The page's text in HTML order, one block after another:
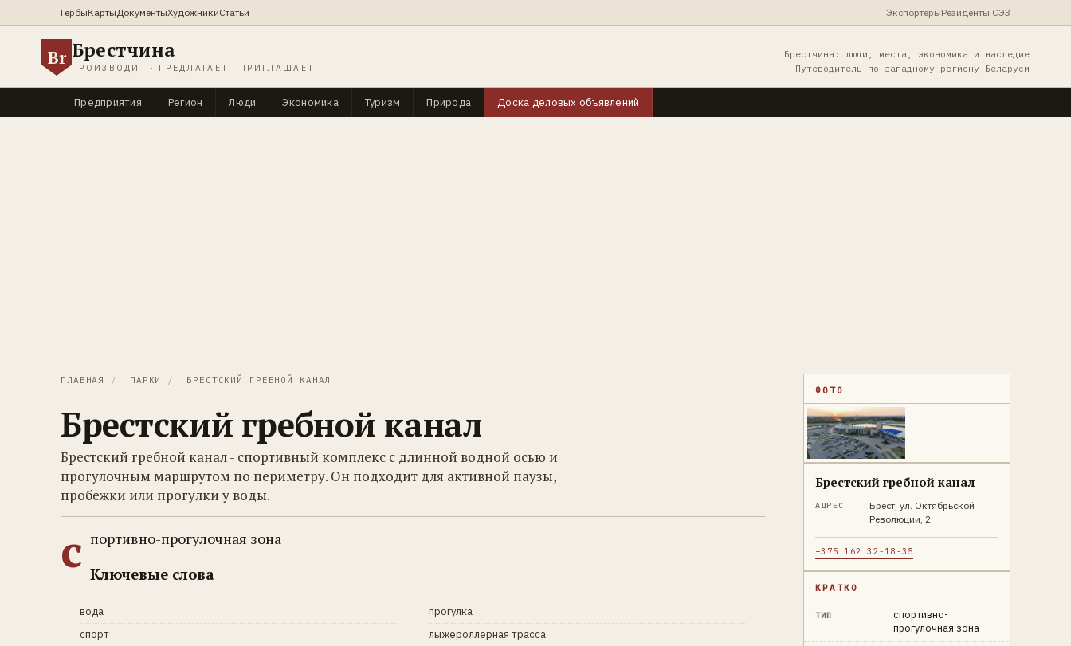
ГербыКартыДокументыХудожникиСтатьи ЭкспортерыРезиденты СЭЗ
Br Брестчина
ПРОИЗВОДИТ · ПРЕДЛАГАЕТ · ПРИГЛАШАЕТ
Брестчина: люди, места, экономика и наследие
Путеводитель по западному региону Беларуси
Предприятия Регион Люди Экономика Туризм Природа Доска деловых объявлений
ГЛАВНАЯ / ПАРКИ / БРЕСТСКИЙ ГРЕБНОЙ КАНАЛ
Брестский гребной канал
Брестский гребной канал - спортивный комплекс с длинной водной осью и
прогулочным маршрутом по периметру. Он подходит для активной паузы,
пробежки или прогулки у воды.
с портивно-прогулочная зона
Ключевые слова
вода
спорт
прогулка
лыжероллерная трасса
ФОТО
Брестский гребной канал
АДРЕС
Брест, ул. Октябрьской
Революции, 2
+375 162 32-18-35
КРАТКО
ТИП
спортивно-
прогулочная зона